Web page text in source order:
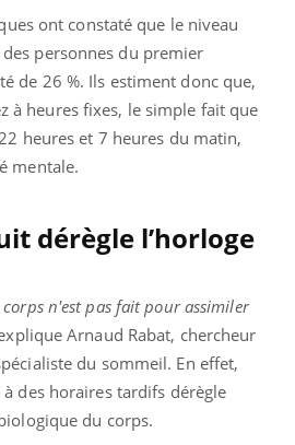
ont constaté que le niveau
personnes du premier
de 26 %. Ils estiment donc que,
à heures fixes, le simple fait que
heures et 7 heures du matin,
mentale.
dérègle l’horloge
n'est pas fait pour assimiler
Arnaud Rabat, chercheur
du sommeil. En effet,
des horaires tardifs dérègle
du corps.